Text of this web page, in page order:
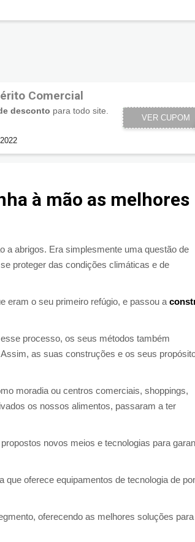
Comercial
desconto para todo site.
VER CUPOM
à mão as melhores
a abrigos. Era simplesmente uma questão de
proteger das condições climáticas e de
eram o seu primeiro refúgio, e passou a
processo, os seus métodos também
as suas construções e os seus
moradia ou centros comerciais, shoppings,
os nossos alimentos, passaram a ter
novos meios e tecnologias para
que oferece equipamentos de tecnologia de
oferecendo as melhores soluções